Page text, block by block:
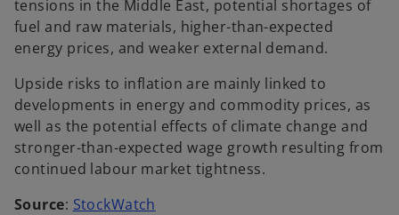
tensions in the Middle East, potential shortages of
fuel and raw materials, higher-than-expected
energy prices, and weaker external demand.
Upside risks to inflation are mainly linked to
developments in energy and commodity prices, as
well as the potential effects of climate change and
stronger-than-expected wage growth resulting from
continued labour market tightness.
Source: StockWatch